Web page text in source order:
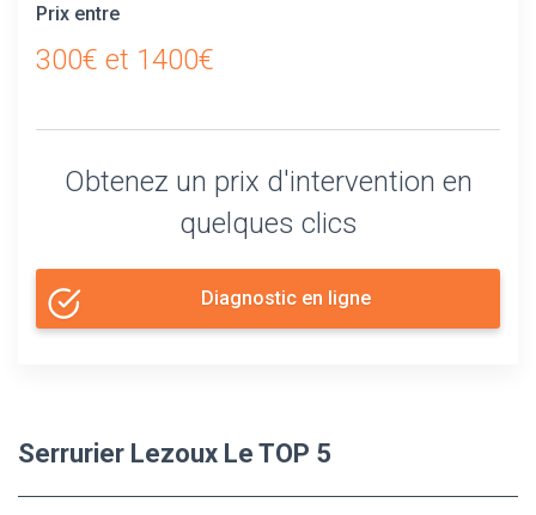
Prix entre
300€ et 1400€
Obtenez un prix d'intervention en
quelques clics
Diagnostic en ligne
Serrurier Lezoux Le TOP 5